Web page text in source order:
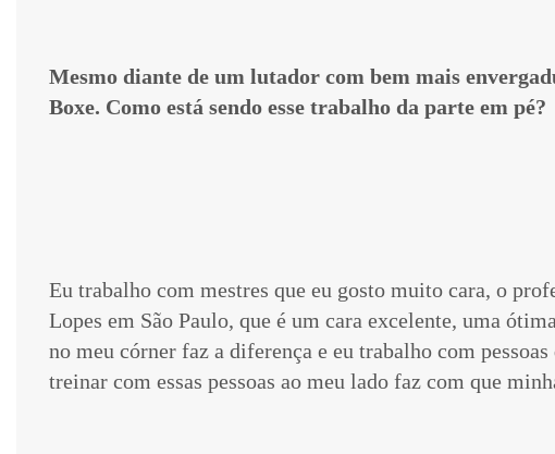
Mesmo diante de um lutador com bem mais
Boxe. Como está sendo esse trabalho da parte em pé?
Eu trabalho com mestres que eu gosto muito cara, o
Lopes em São Paulo, que é um cara excelente, uma
no meu córner faz a diferença e eu trabalho com
treinar com essas pessoas ao meu lado faz com que